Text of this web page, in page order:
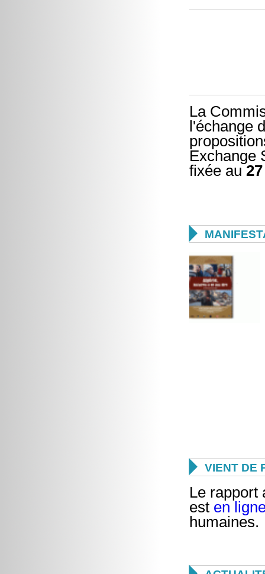
La
l'échange
Exchange
fixée au

 VIENT DE
Le rapport
est en
humaines.